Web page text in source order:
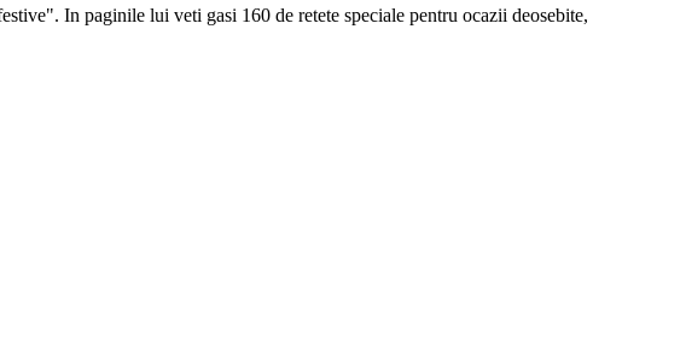
In paginile lui veti gasi 160 de retete speciale pentru ocazii deosebite,